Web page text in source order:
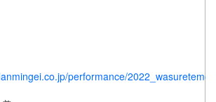
performance/